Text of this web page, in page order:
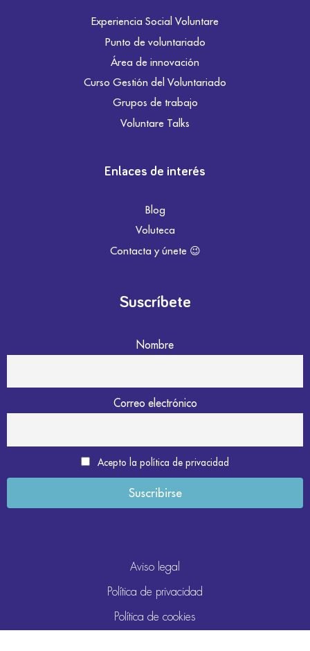
Experiencia Social Voluntare
Punto de voluntariado
Área de innovación
Curso Gestión del Voluntariado
Grupos de trabajo
Voluntare Talks
Enlaces de interés
Blog
Voluteca
Contacta y únete 😉
Suscríbete
Nombre
Correo electrónico
Acepto la política de privacidad
Aviso legal
Política de privacidad
Política de cookies